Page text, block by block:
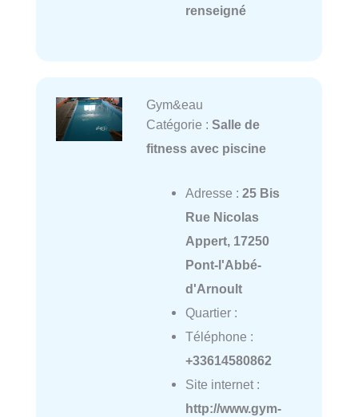
renseigné
Gym&eau
Catégorie : Salle de
fitness avec piscine
Adresse : 25 Bis
Rue Nicolas
Appert, 17250
Pont-l'Abbé-
d'Arnoult
Quartier :
Téléphone :
+33614580862
Site internet :
http://www.gym-